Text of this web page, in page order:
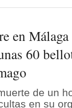
en
60
de un
en su